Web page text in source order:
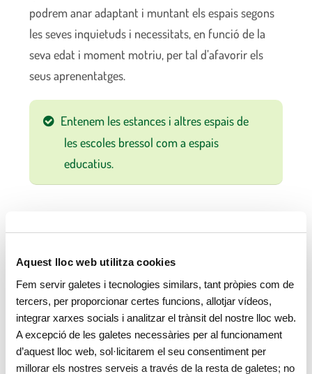
Aquest lloc web utilitza cookies
Fem servir galetes i tecnologies similars, tant pròpies com de
tercers, per proporcionar certes funcions, allotjar vídeos,
integrar xarxes socials i analitzar el trànsit del nostre lloc web.
A excepció de les galetes necessàries per al funcionament
d’aquest lloc web, sol·licitarem el seu consentiment per
millorar els nostres serveis a través de la resta de galetes; no
podrem anar adaptant i muntant els espais segons
les seves inquietuds i necessitats, en funció de la
seva edat i moment motriu, per tal d’afavorir els
seus aprenentatges.
Entenem les estances i altres espais de
les escoles bressol com a espais
educatius.